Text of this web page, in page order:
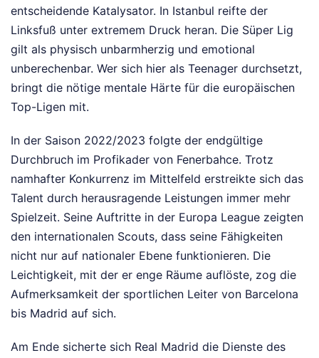
entscheidende Katalysator. In Istanbul reifte der
Linksfuß unter extremem Druck heran. Die Süper Lig
gilt als physisch unbarmherzig und emotional
unberechenbar. Wer sich hier als Teenager durchsetzt,
bringt die nötige mentale Härte für die europäischen
Top-Ligen mit.
In der Saison 2022/2023 folgte der endgültige
Durchbruch im Profikader von Fenerbahce. Trotz
namhafter Konkurrenz im Mittelfeld erstreikte sich das
Talent durch herausragende Leistungen immer mehr
Spielzeit. Seine Auftritte in der Europa League zeigten
den internationalen Scouts, dass seine Fähigkeiten
nicht nur auf nationaler Ebene funktionieren. Die
Leichtigkeit, mit der er enge Räume auflöste, zog die
Aufmerksamkeit der sportlichen Leiter von Barcelona
bis Madrid auf sich.
Am Ende sicherte sich Real Madrid die Dienste des